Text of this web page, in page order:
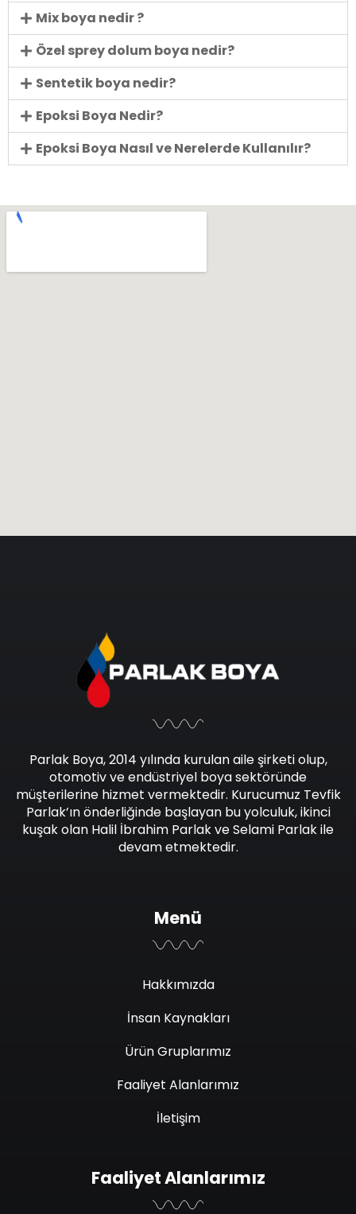
Mix boya nedir ?
Özel sprey dolum boya nedir?
Sentetik boya nedir?
Epoksi Boya Nedir?
Epoksi Boya Nasıl ve Nerelerde Kullanılır?
Parlak Boya, 2014 yılında kurulan aile şirketi olup,
otomotiv ve endüstriyel boya sektöründe
müşterilerine hizmet vermektedir. Kurucumuz Tevfik
Parlak’ın önderliğinde başlayan bu yolculuk, ikinci
kuşak olan Halil İbrahim Parlak ve Selami Parlak ile
devam etmektedir.
Menü
Hakkımızda
İnsan Kaynakları
Ürün Gruplarımız
Faaliyet Alanlarımız
İletişim
Faaliyet Alanlarımız